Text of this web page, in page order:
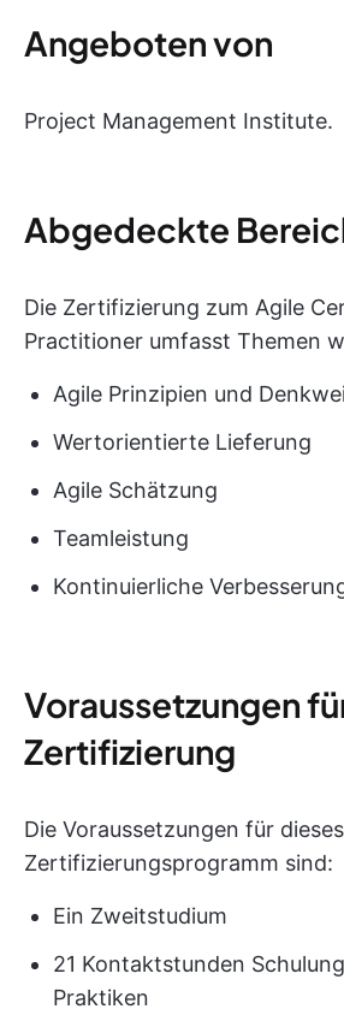
Angeboten von
Project Management Institute.
Abgedeckte
Die Zertifizierung zum Agile
Practitioner umfasst Themen
Agile Prinzipien und
Wertorientierte Lieferung
Agile Schätzung
Teamleistung
Kontinuierliche
Voraussetzungen
Zertifizierung
Die Voraussetzungen für dieses
Zertifizierungsprogramm sind:
Ein Zweitstudium
21 Kontaktstunden
Praktiken